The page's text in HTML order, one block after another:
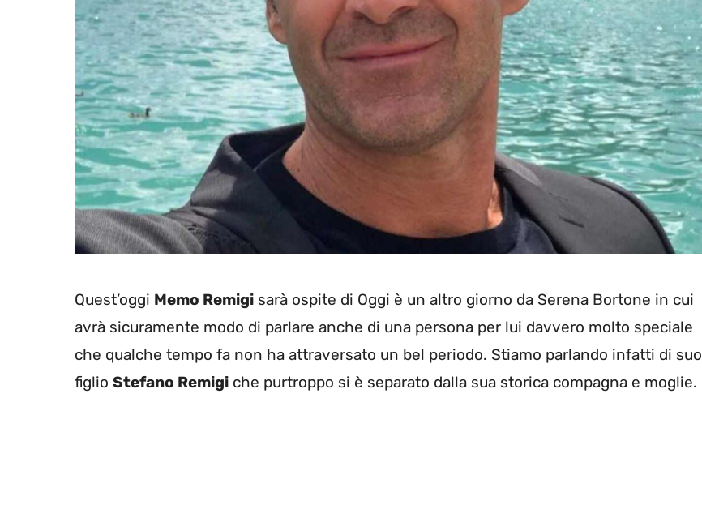
Quest’oggi Memo Remigi sarà ospite di Oggi è un altro giorno da Serena Bortone in cui
avrà sicuramente modo di parlare anche di una persona per lui davvero molto speciale
che qualche tempo fa non ha attraversato un bel periodo. Stiamo parlando infatti di suo
figlio Stefano Remigi che purtroppo si è separato dalla sua storica compagna e moglie.